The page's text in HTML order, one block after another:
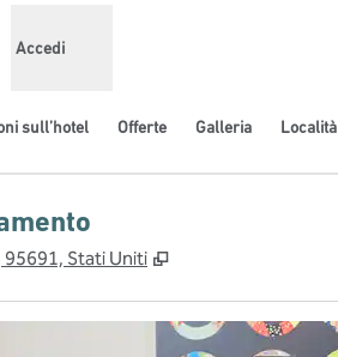
Accedi
sull’hotel Offerte Galleria Località
95691, Stati Uniti ,